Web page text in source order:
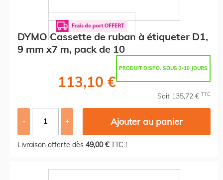
DYMO Cassette de ruban à étiqueter D1,
9 mm x7 m, pack de 10
PRODUIT DISPO. SOUS 2-10 JOURS
113,10 €
Soit 135,72 € TTC
- + Ajouter au panier
Livraison offerte dès 49,00 €TTC !